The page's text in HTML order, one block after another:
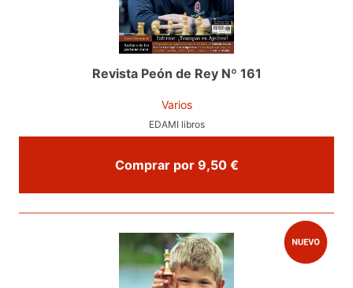
Revista Peón de Rey Nº 161
Varios
EDAMI libros
Comprar por 9,50 €